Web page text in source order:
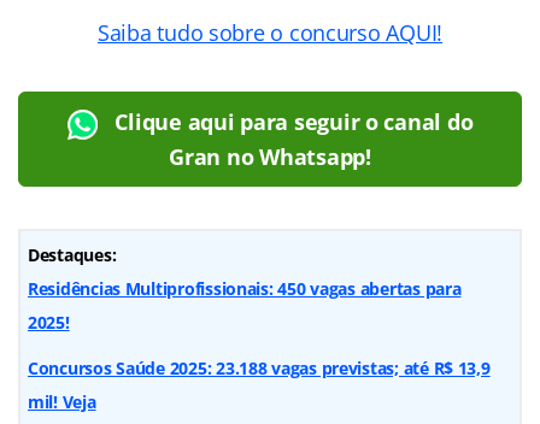
Saiba tudo sobre o concurso AQUI!
Clique aqui para seguir o canal do
Gran no Whatsapp!
Destaques:
Residências Multiprofissionais: 450 vagas abertas para
2025!
Concursos Saúde 2025: 23.188 vagas previstas; até R$ 13,9
mil! Veja